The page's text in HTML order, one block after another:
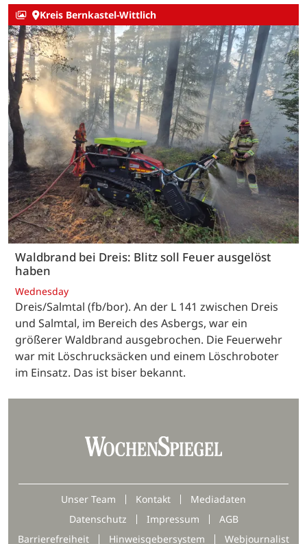
Kreis Bernkastel-Wittlich
Waldbrand bei Dreis: Blitz soll Feuer ausgelöst
haben
Wednesday
Dreis/Salmtal (fb/bor). An der L 141 zwischen Dreis
und Salmtal, im Bereich des Asbergs, war ein
größerer Waldbrand ausgebrochen. Die Feuerwehr
war mit Löschrucksäcken und einem Löschroboter
im Einsatz. Das ist biser bekannt.
Unser Team Kontakt
Mediadaten
Datenschutz
Impressum
AGB
Barrierefreiheit
Hinweisgebersystem Webjournalist